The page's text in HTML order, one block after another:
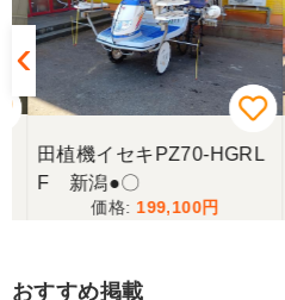
田植機イセキPZ70-HGRL
F 新潟●〇
199,100
おすすめ掲載